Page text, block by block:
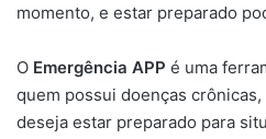
momento, e estar preparado
O Emergência APP é uma
quem possui doenças
deseja estar preparado para